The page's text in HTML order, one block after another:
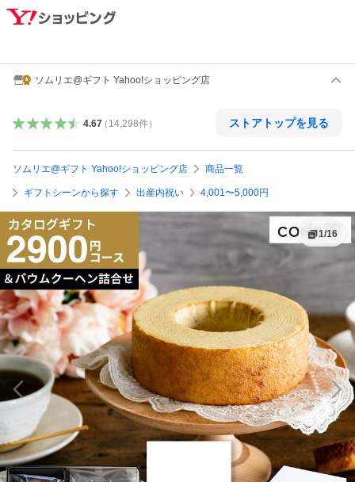
ソムリエ@ギフト Yahoo!ショッピング店
4.67（ 14,298件） ストアトップを見る
ソムリエ@ギフト Yahoo!ショッピング店 商品一覧
ギフトシーンから探す 出産内祝い 4,001〜5,000円
1/16